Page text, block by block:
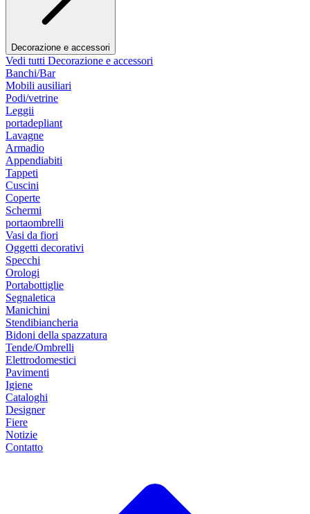
Decorazione e accessori
Vedi tutti Decorazione e accessori
Banchi/Bar
Mobili ausiliari
Podi/vetrine
Leggii
portadepliant
Lavagne
Armadio
Appendiabiti
Tappeti
Cuscini
Coperte
Schermi
portaombrelli
Vasi da fiori
Oggetti decorativi
Specchi
Orologi
Portabottiglie
Segnaletica
Manichini
Stendibiancheria
Bidoni della spazzatura
Tende/Ombrelli
Elettrodomestici
Pavimenti
Igiene
Cataloghi
Designer
Fiere
Notizie
Contatto